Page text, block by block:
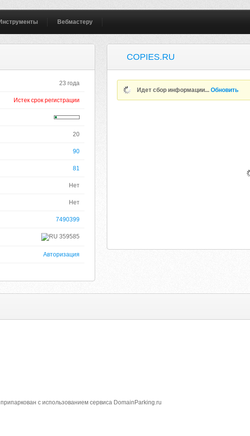
Вебмастеру
23 года
Истек срок регистрации
20
90
81
Нет
Нет
7490399
359585
Авторизация
COPIES.RU
Идет сбор информации...Обновить
с использованием сервиса DomainParking.ru